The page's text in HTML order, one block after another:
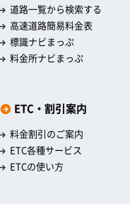
道路一覧から検索する
高速道路簡易料金表
標識ナビまっぷ
料金所ナビまっぷ
ETC・割引案内
料金割引のご案内
ETC各種サービス
ETCの使い方